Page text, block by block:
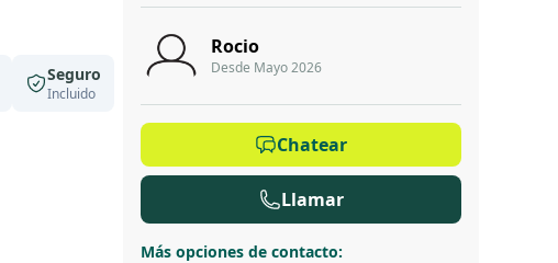
Seguro
Incluido
Rocio
Desde Mayo 2026
Chatear
Llamar
Más opciones de contacto: